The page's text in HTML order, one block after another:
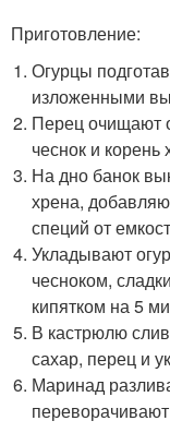
Приготовление:
Огурцы
изложенными
Перец очищают
чеснок и
На дно банок
хрена,
специй от
Укладывают
чесноком,
кипятком на 5
В кастрюлю
сахар, перец и
Маринад